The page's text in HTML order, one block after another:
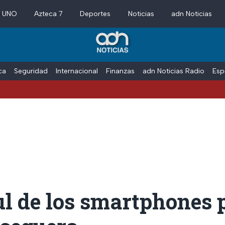
Azteca 7 Deportes Noticias adn Noticias
Seguridad Internacional Finanzas adn Noticias Radio
de los smartphones